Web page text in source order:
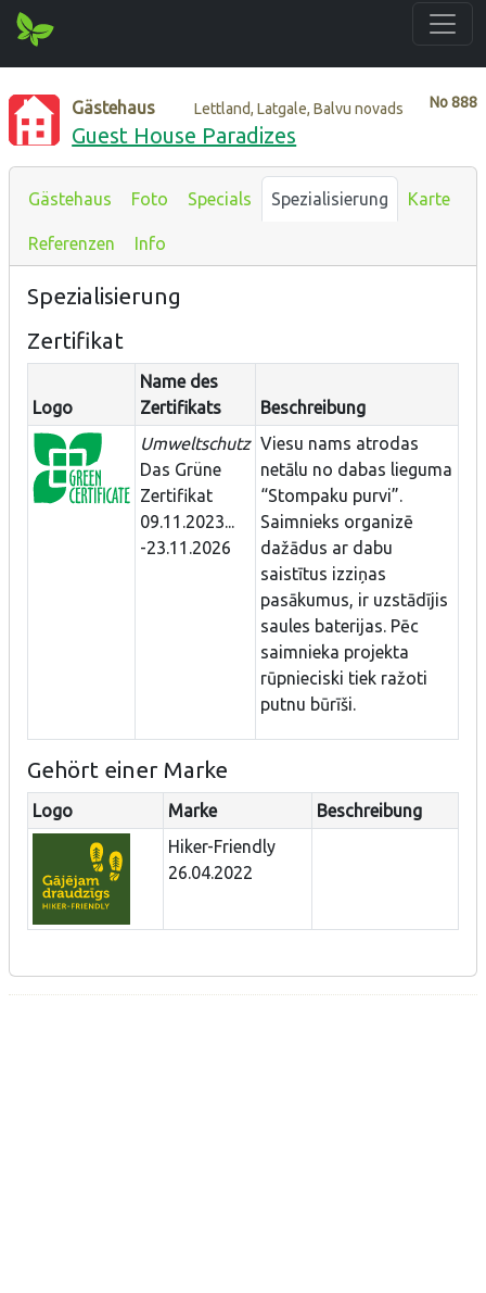
No888
Gästehaus Lettland, Latgale, Balvu novads
Guest House Paradizes
Gästehaus Foto Specials Spezialisierung Karte
Referenzen Info
Spezialisierung
Zertifikat
Logo
Name des
Zertifikats
Beschreibung
Umweltschutz
Das Grüne
Zertifikat
09.11.2023...
-23.11.2026
Viesu nams atrodas
netālu no dabas lieguma
“Stompaku purvi”.
Saimnieks organizē
dažādus ar dabu
saistītus izziņas
pasākumus, ir uzstādījis
saules baterijas. Pēc
saimnieka projekta
rūpnieciski tiek ražoti
putnu būrīši.
Gehört einer Marke
Logo Marke
Beschreibung
Hiker-Friendly
26.04.2022